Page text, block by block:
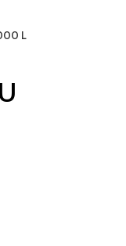
L